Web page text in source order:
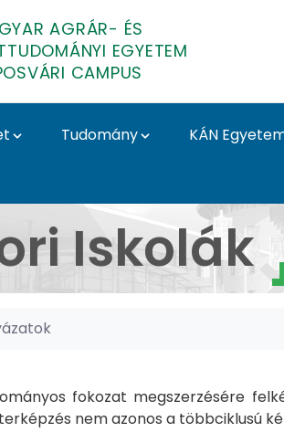
AGRÁR- ÉS
EGYETEM
CAMPUS
Tudomány
KÁN
Iskolák
fokozat megszerzésére
nem azonos a többciklusú